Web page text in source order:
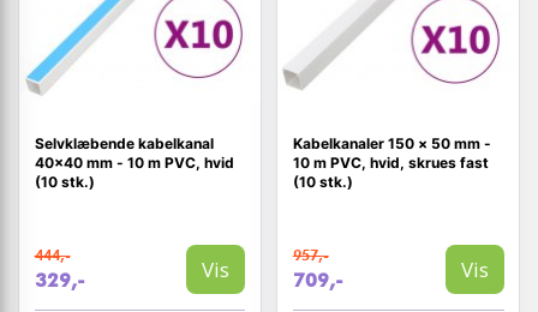
Selvklæbende kabelkanal
40×40 mm - 10 m PVC, hvid
(10 stk.)
444,-
329,- Vis
Kabelkanaler 150 × 50 mm -
10 m PVC, hvid, skrues fast
(10 stk.)
957,-
709,- Vis